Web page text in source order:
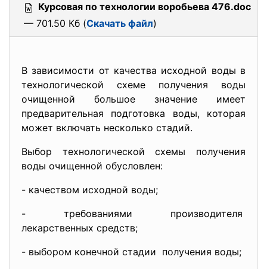
Курсовая по технологии воробьева 476.doc
— 701.50 Кб (Скачать файл)
В зависимости от качества исходной воды в
технологической схеме получения воды
очищенной большое значение имеет
предварительная подготовка воды, которая
может включать несколько стадий.
Выбор технологической схемы получения
воды очищенной обусловлен:
- качеством исходной воды;
- требованиями производителя
лекарственных средств;
- выбором конечной стадии получения воды;